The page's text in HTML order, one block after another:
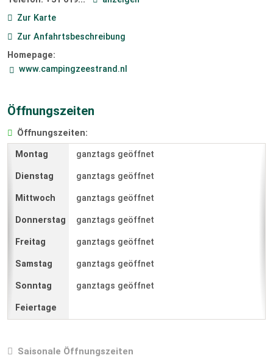
Zur Karte
Zur Anfahrtsbeschreibung
Homepage:
www.campingzeestrand.nl
Öffnungszeiten
Öffnungszeiten:
ganztags geöffnet
ganztags geöffnet
ganztags geöffnet
ganztags geöffnet
ganztags geöffnet
ganztags geöffnet
ganztags geöffnet
Saisonale Öffnungszeiten